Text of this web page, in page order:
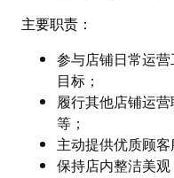
主要职责：
参与店铺日常运
目标；
履行其他店铺运
等；
主动提供优质顾
保持店内整洁美观